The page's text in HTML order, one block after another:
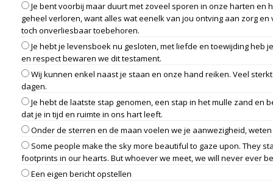
Je bent voorbij maar duurt met zoveel sporen in onze harten en
geheel verloren, want alles wat eenelk van jou ontving aan zorg
toch onverliesbaar toebehoren.
Je hebt je levensboek nu gesloten, met liefde en toewijding heb
en respect bewaren we dit testament.
Wij kunnen enkel naast je staan en onze hand reiken. Veel
dagen.
Je hebt de laatste stap genomen, een stap in het mulle zand en
dat je in tijd en ruimte in ons hart leeft.
Onder de sterren en de maan voelen we je aanwezigheid,
Some people make the sky more beautiful to gaze upon. They
footprints in our hearts. But whoever we meet, we will never ever
Een eigen bericht opstellen